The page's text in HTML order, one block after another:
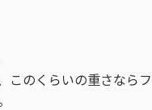
このくらいの重さならフ